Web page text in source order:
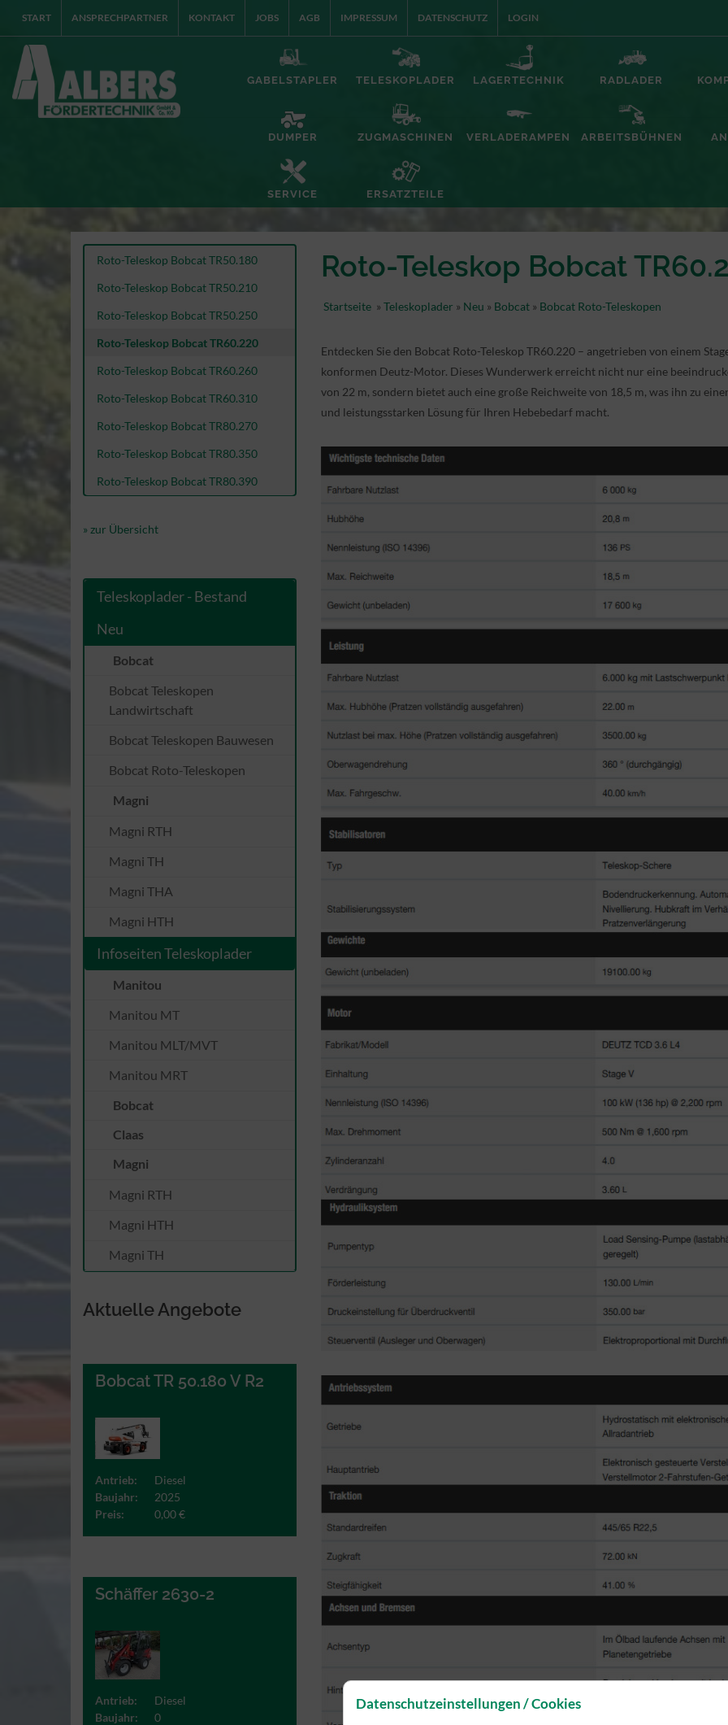
START ANSPRECHPARTNER KONTAKT JOBS AGB IMPRESSUM DATENSCHUTZ LOGIN
GABELSTAPLER TELESKOPLADER LAGERTECHNIK RADLADER
DUMPER ZUGMASCHINEN VERLADERAMPEN ARBEITSBÜHNEN
SERVICE ERSATZTEILE
Roto-Teleskop Bobcat TR50.180
Roto-Teleskop Bobcat TR50.210
Roto-Teleskop Bobcat TR50.250
Roto-Teleskop Bobcat TR60.220
Roto-Teleskop Bobcat TR60.260
Roto-Teleskop Bobcat TR60.310
Roto-Teleskop Bobcat TR80.270
Roto-Teleskop Bobcat TR80.350
Roto-Teleskop Bobcat TR80.390
» zur Übersicht
Teleskoplader - Bestand
Neu
Bobcat
Bobcat Teleskopen
Landwirtschaft
Bobcat Teleskopen Bauwesen
Bobcat Roto-Teleskopen
Magni
Magni RTH
Magni TH
Magni THA
Magni HTH
Infoseiten Teleskoplader
Manitou
Manitou MT
Manitou MLT/MVT
Manitou MRT
Bobcat
Claas
Magni
Magni RTH
Magni HTH
Magni TH
Aktuelle Angebote
Bobcat TR 50.180 V R2
Antrieb:
Diesel
Baujahr:
2025
Preis:
0,00 €
Schäffer 2630-2
Antrieb:
Diesel
Baujahr:
0
Roto-Teleskop Bobcat
Startseite» Teleskoplader » Neu » Bobcat» Bobcat Roto-Teleskopen
Entdecken Sie den Bobcat Roto-Teleskop TR60.220 – angetrieben von einem
konformen Deutz-Motor. Dieses Wunderwerk erreicht nicht nur eine
von 22 m, sondern bietet auch eine große Reichweite von 18,5 m, was ihn zu
und leistungsstarken Lösung für Ihren Hebebedarf macht.
Datenschutzeinstellungen / Cookies